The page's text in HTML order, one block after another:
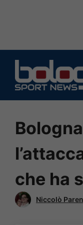
contenuto
che ha
Niccolò